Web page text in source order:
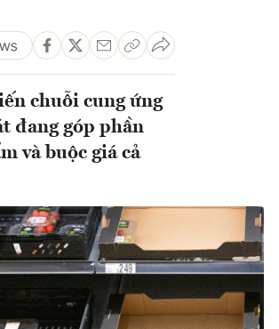
chuỗi cung ứng
đang góp phần
và buộc giá cả